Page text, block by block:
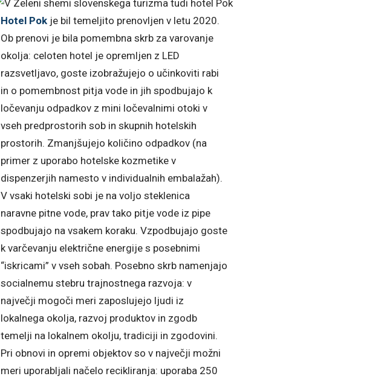
Hotel Pokje bil temeljito prenovljen v letu 2020.
Ob prenovi je bila pomembna skrb za varovanje
okolja: celoten hotel je opremljen z LED
razsvetljavo, goste izobražujejo o učinkoviti rabi
in o pomembnost pitja vode in jih spodbujajo k
ločevanju odpadkov z mini ločevalnimi otoki v
vseh predprostorih sob in skupnih hotelskih
prostorih. Zmanjšujejo količino odpadkov (na
primer z uporabo hotelske kozmetike v
dispenzerjih namesto v individualnih embalažah).
V vsaki hotelski sobi je na voljo steklenica
naravne pitne vode, prav tako pitje vode iz pipe
spodbujajo na vsakem koraku. Vzpodbujajo goste
k varčevanju električne energije s posebnimi
“iskricami” v vseh sobah. Posebno skrb namenjajo
socialnemu stebru trajnostnega razvoja: v
največji mogoči meri zaposlujejo ljudi iz
lokalnega okolja, razvoj produktov in zgodb
temelji na lokalnem okolju, tradiciji in zgodovini.
Pri obnovi in opremi objektov so v največji možni
meri uporabljali načelo recikliranja: uporaba 250